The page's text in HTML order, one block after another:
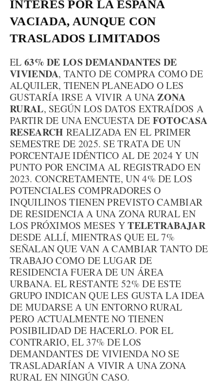
INTERÉS POR LA ESPAÑA
VACIADA, AUNQUE CON
TRASLADOS LIMITADOS
EL 63% DE LOS DEMANDANTES DE
VIVIENDA, TANTO DE COMPRA COMO DE
ALQUILER, TIENEN PLANEADO O LES
GUSTARÍA IRSE A VIVIR A UNAZONA
RURAL, SEGÚN LOS DATOS EXTRAÍDOS A
PARTIR DE UNA ENCUESTA DE FOTOCASA
RESEARCH REALIZADA EN EL PRIMER
SEMESTRE DE 2025. SE TRATA DE UN
PORCENTAJE IDÉNTICO AL DE 2024 Y UN
PUNTO POR ENCIMA AL REGISTRADO EN
2023. CONCRETAMENTE, UN 4% DE LOS
POTENCIALES COMPRADORES O
INQUILINOS TIENEN PREVISTO CAMBIAR
DE RESIDENCIA A UNA ZONA RURAL EN
LOS PRÓXIMOS MESES YTELETRABAJAR
DESDE ALLÍ, MIENTRAS QUE EL 7%
SEÑALAN QUE VAN A CAMBIAR TANTO DE
TRABAJO COMO DE LUGAR DE
RESIDENCIA FUERA DE UN ÁREA
URBANA. EL RESTANTE 52% DE ESTE
GRUPO INDICAN QUE LES GUSTA LA IDEA
DE MUDARSE A UN ENTORNO RURAL
PERO ACTUALMENTE NO TIENEN
POSIBILIDAD DE HACERLO. POR EL
CONTRARIO, EL 37% DE LOS
DEMANDANTES DE VIVIENDA NO SE
TRASLADARÍAN A VIVIR A UNA ZONA
RURAL EN NINGÚN CASO.